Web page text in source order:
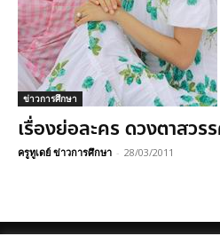
ข่าวการศึกษา
เรื่องย่อละคร ดวงตาสวร
ครูทูเดย์ ข่าวการศึกษา - 28/03/2011